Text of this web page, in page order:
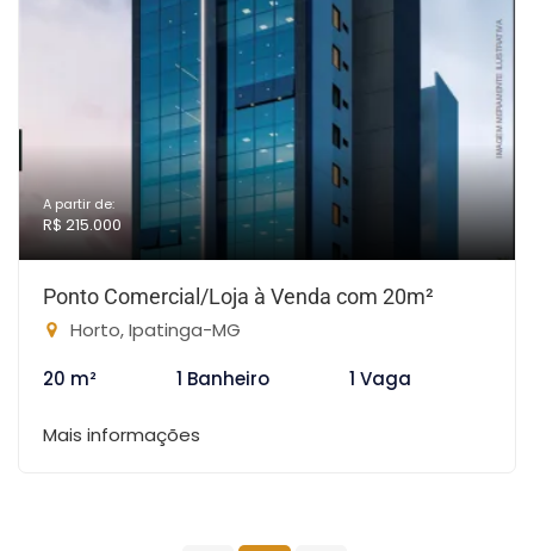
A partir de:
R$ 215.000
Ponto Comercial/Loja à Venda com 20m²
Horto, Ipatinga-MG
20 m²
1 Banheiro 1 Vaga
Mais informações